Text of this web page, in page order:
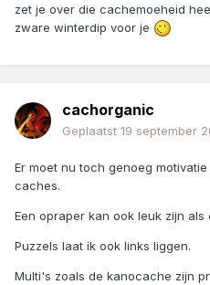
zet je over die cachemoeheid
zware winterdip voor je
cachorganic
Geplaatst 19 september
Er moet nu toch genoeg
caches.
Een opraper kan ook leuk zijn
Puzzels laat ik ook links liggen.
Multi's zoals de kanocache zijn